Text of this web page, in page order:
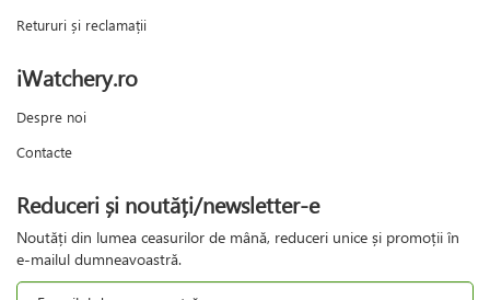
Retururi și reclamații
iWatchery.ro
Despre noi
Contacte
Reduceri și noutăți/newsletter-e
Noutăți din lumea ceasurilor de mână, reduceri unice și promoții în
e-mailul dumneavoastră.